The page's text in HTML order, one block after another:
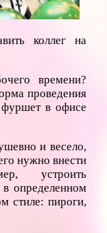
коллег на
времени?
проведения
в офисе
и весело,
нужно внести
устроить
определенном
стиле: пироги,